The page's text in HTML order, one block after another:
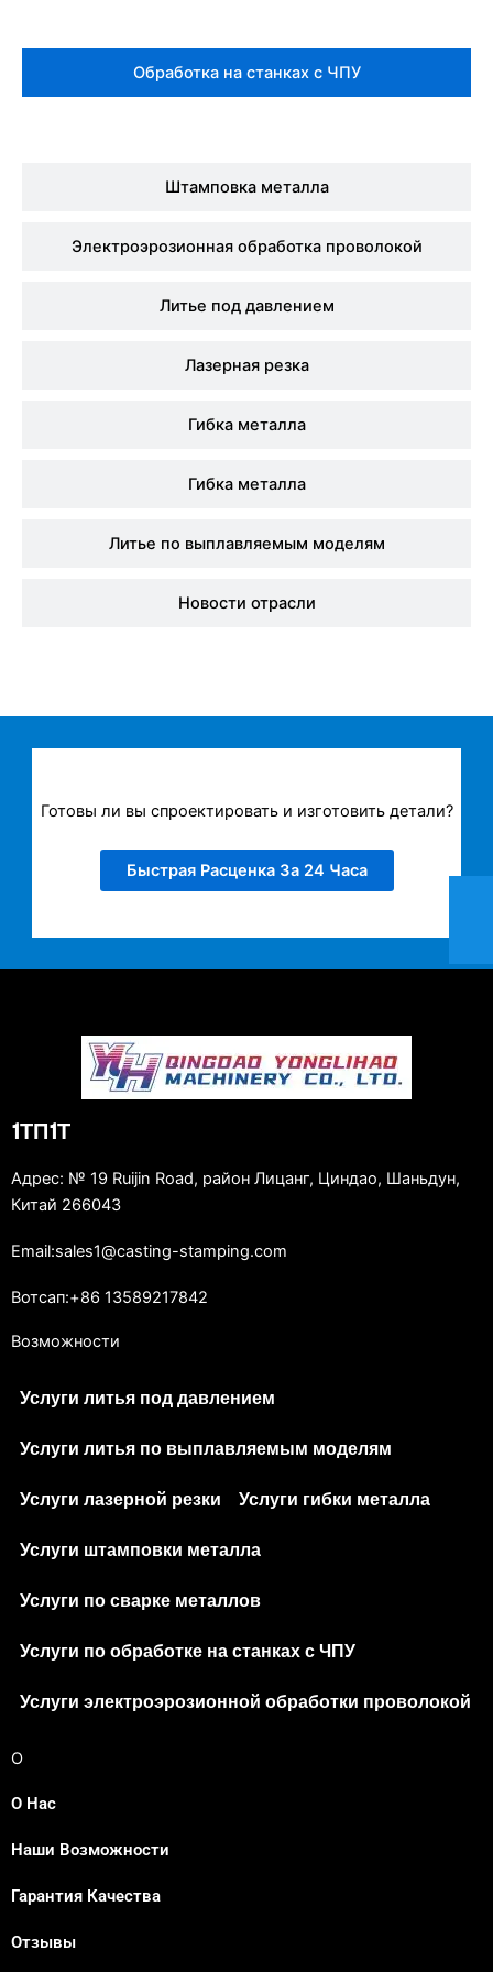
Обработка на станках с ЧПУ
Штамповка металла
Электроэрозионная обработка проволокой
Литье под давлением
Лазерная резка
Гибка металла
Гибка металла
Литье по выплавляемым моделям
Новости отрасли
Готовы ли вы спроектировать и изготовить детали?
Быстрая Расценка За 24 Часа
1ТП1Т
Адрес: № 19 Ruijin Road, район Лицанг, Циндао, Шаньдун,
Китай 266043
Email:sales1@casting-stamping.com
Вотсап:+86 13589217842
Возможности
Услуги литья под давлением
Услуги литья по выплавляемым моделям
Услуги лазерной резки Услуги гибки металла
Услуги штамповки металла
Услуги по сварке металлов
Услуги по обработке на станках с ЧПУ
Услуги электроэрозионной обработки проволокой
О
О Нас
Наши Возможности
Гарантия Качества
Отзывы